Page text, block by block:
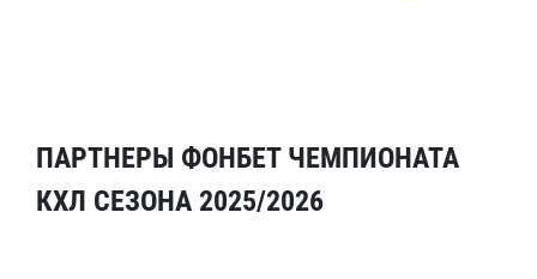
ПАРТНЕРЫ ФОНБЕТ ЧЕМПИОНАТА
КХЛ СЕЗОНА 2025/2026